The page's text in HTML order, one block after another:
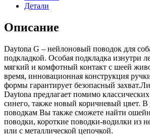
Детали
Описание
Daytona G – нейлоновый поводок для
подкладкой. Особая подкладка изнутри
мягкий и комфотный контакт с шеей
время, инновационная конструкция
формы гарантирует безопасный
Daytona предлагает помимо
синего, также новый коричневый цвет.
поводкам Вы также сможете найти
поводки, короткие поводки-водилки из
или с металлической цепочкой.